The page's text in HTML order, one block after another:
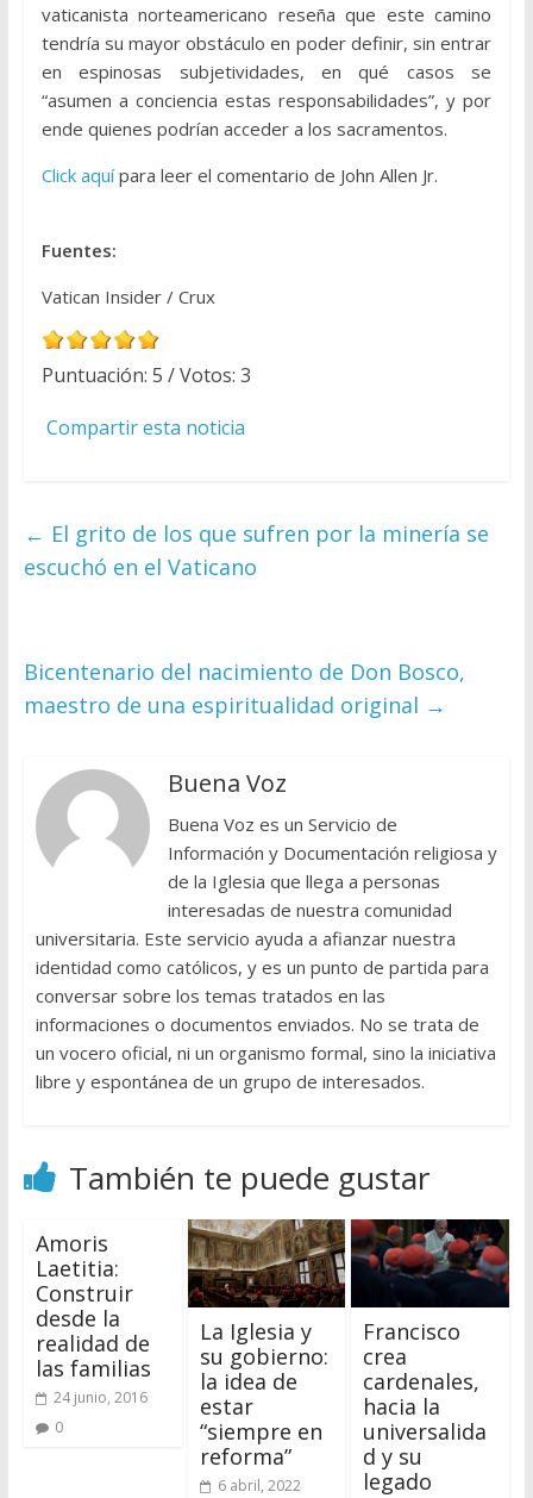
vaticanista norteamericano reseña que este camino
tendría su mayor obstáculo en poder definir, sin entrar
en espinosas subjetividades, en qué casos se
“asumen a conciencia estas responsabilidades”, y por
ende quienes podrían acceder a los sacramentos.
Click aquípara leer el comentario de John Allen Jr.
Fuentes:
Vatican Insider / Crux
Puntuación: 5 / Votos: 3
Compartir esta noticia
← El grito de los que sufren por la minería se
escuchó en el Vaticano
Bicentenario del nacimiento de Don Bosco,
maestro de una espiritualidad original →
Buena Voz
Buena Voz es un Servicio de
Información y Documentación religiosa y
de la Iglesia que llega a personas
interesadas de nuestra comunidad
universitaria. Este servicio ayuda a afianzar nuestra
identidad como católicos, y es un punto de partida para
conversar sobre los temas tratados en las
informaciones o documentos enviados. No se trata de
un vocero oficial, ni un organismo formal, sino la iniciativa
libre y espontánea de un grupo de interesados.
También te puede gustar
Amoris
Laetitia:
Construir
desde la
realidad de
las familias
24 junio, 2016
0
La Iglesia y
su gobierno:
la idea de
estar
“siempre en
reforma”
6 abril, 2022
Francisco
crea
cardenales,
hacia la
universalida
d y su
legado